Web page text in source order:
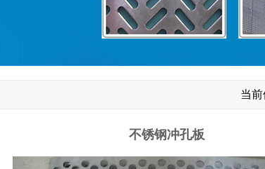
当前
不锈钢冲孔板